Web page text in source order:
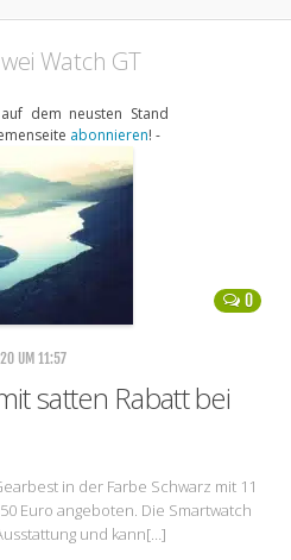
TestWatch GT
dem neusten Stand
abonnieren! -
0
UM 11:57
satten Rabatt bei
in der Farbe Schwarz mit 11
Euro angeboten. Die Smartwatch
und kann[…]